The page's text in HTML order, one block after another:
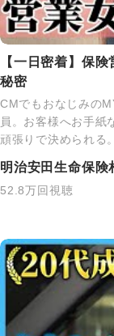
【一日密着】保
秘密
CMでもおなじみの
員。お客様へお手紙
頑張りで決められる。
明治安田生命保険
52.8万回視聴